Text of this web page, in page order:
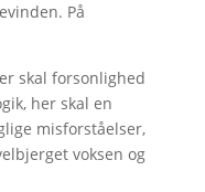
På
skal forsonlighed
her skal en
misforståelser,
voksen og